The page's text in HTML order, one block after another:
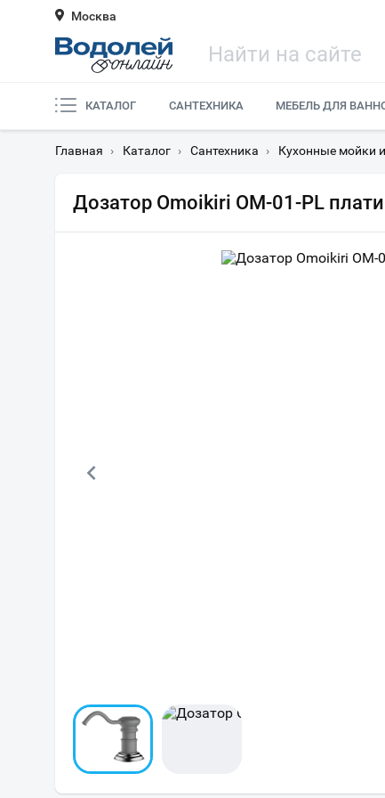
Москва
КАТАЛОГ САНТЕХНИКА МЕБЕЛЬ ДЛЯ
Главная › Каталог › Сантехника › Кухонные мойки
Дозатор Omoikiri ОМ-01-PL